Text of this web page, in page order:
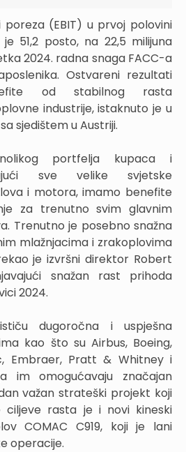
(EBIT) u prvoj polovini
51,2 posto, na 22,5 milijuna
2024. radna snaga FACC-a
Ostvareni rezultati
od stabilnog rasta
industrije, istaknuto je u
sjedištem u Austriji.
portfelja kupaca i
sve velike svjetske
i motora, imamo benefite
za trenutno svim glavnim
Trenutno je posebno snažna
mlažnjacima i zrakoplovima
je izvršni direktor Robert
snažan rast prihoda
2024.
dugoročna i uspješna
kao što su Airbus, Boeing,
Embraer, Pratt & Whitney i
im omogućavaju značajan
važan strateški projekt koji
ciljeve rasta je i novi kineski
COMAC C919, koji je lani
operacije.